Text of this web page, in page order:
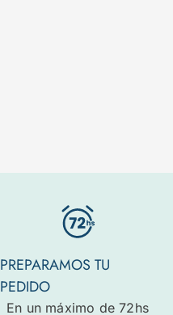
PREPARAMOS TU
PEDIDO
En un máximo de 72hs